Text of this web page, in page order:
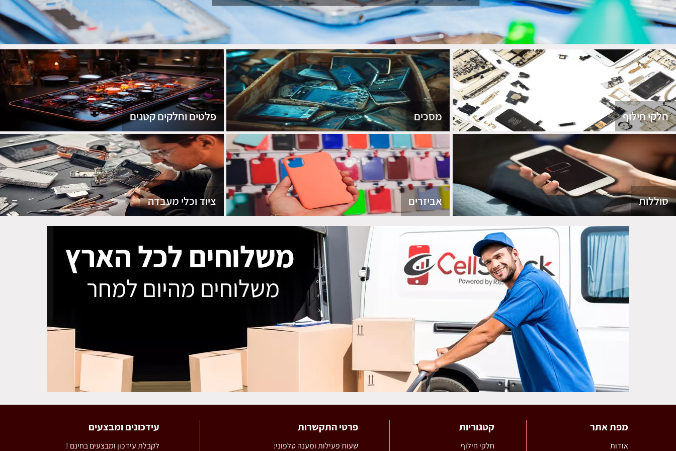
חלקי חילוף מסכים פלטים וחלקים קטנים
סוללות אביזרים ציוד וכלי מעבדה
מפת אתר
אודות
קטגוריות
חלקי חילוף
פרטי התקשרות
שעות פעילות ומענה טלפוני:
עידכונים ומבצעים
לקבלת עידכון ומבצעים בחינם !